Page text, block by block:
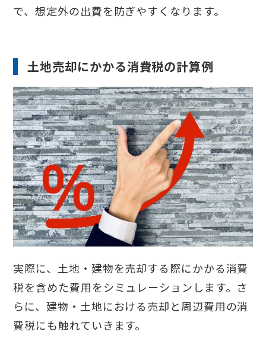
で、想定外の出費を防ぎやすくなります。
土地売却にかかる消費税の計算例
実際に、土地・建物を売却する際にかかる消費
税を含めた費用をシミュレーションします。さ
らに、建物・土地における売却と周辺費用の消
費税にも触れていきます。